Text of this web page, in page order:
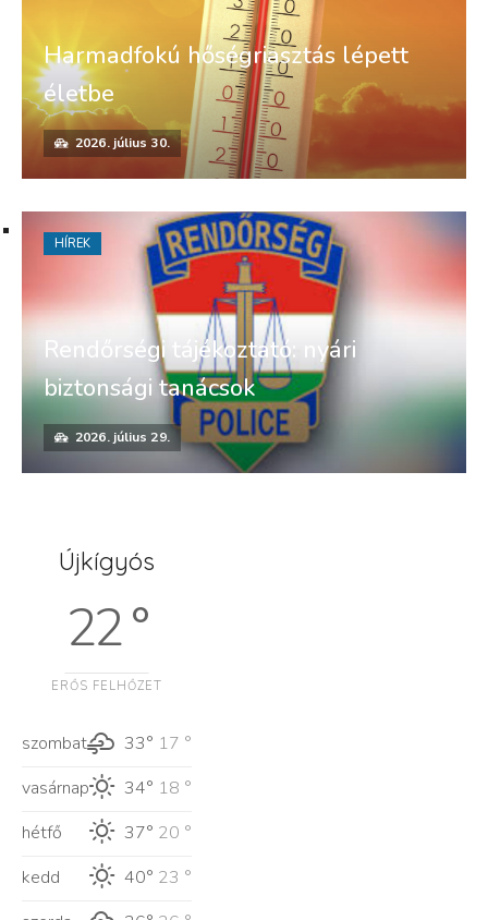
Harmadfokú hőségriasztás lépett
életbe
2026. július 30.
Rendőrségi tájékoztató: nyári
biztonsági tanácsok
2026. július 29.
HÍREK
Újkígyós
22 °
ERŐS FELHŐZET
szombat 33° 17 °
vasárnap
34° 18 °
hétfő
37° 20 °
kedd
40° 23 °